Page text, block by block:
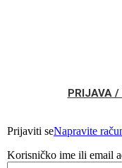
PRIJAVA /
Prijaviti seNapravite
Korisničko ime ili email